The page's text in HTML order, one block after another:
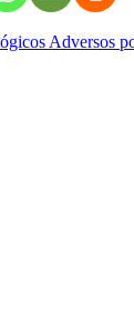
Adversos